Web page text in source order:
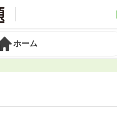
ホーム